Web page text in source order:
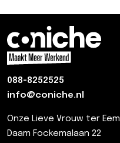
088-8252525
info@coniche.nl
Onze Lieve Vrouw ter Eem
Daam Fockemalaan 22